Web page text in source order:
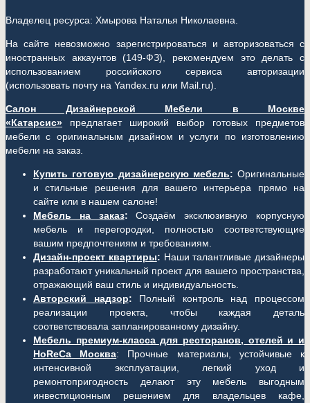
Владелец ресурса: Хмырова Наталья Николаевна.
На сайте невозможно зарегистрироваться и авторизоваться с
иностранных аккаунтов (149-ФЗ), рекомендуем это делать с
использованием российского сервиса авторизации
(использовать почту на Yandex.ru или Mail.ru).
Салон Дизайнерской Мебели в Москве
«Катарсис»
предлагает широкий выбор готовых предметов
мебели с оригинальным дизайном и услуги по изготовлению
мебели на заказ.
Купить готовую дизайнерскую мебель: Оригинальные
и стильные решения для вашего интерьера прямо на
сайте или в нашем салоне!
Мебель на заказ: Создаём эксклюзивную корпусную
мебель и перегородки, полностью соответствующие
вашим предпочтениям и требованиям.
Дизайн-проект квартиры: Наши талантливые дизайнеры
разработают уникальный проект для вашего пространства,
отражающий ваш стиль и индивидуальность.
Авторский надзор: Полный контроль над процессом
реализации проекта, чтобы каждая деталь
соответствовала запланированному дизайну.
Мебель премиум-класса для ресторанов, отелей и и
HoReCa Москва: Прочные материалы, устойчивые к
интенсивной эксплуатации, легкий уход и
ремонтопригодность делают эту мебель выгодным
инвестиционным решением для владельцев кафе,